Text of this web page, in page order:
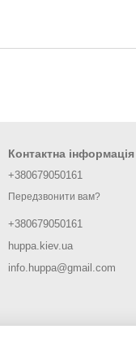
Контактна інформація
+380679050161
Передзвонити вам?
+380679050161
huppa.kiev.ua
info.huppa@gmail.com